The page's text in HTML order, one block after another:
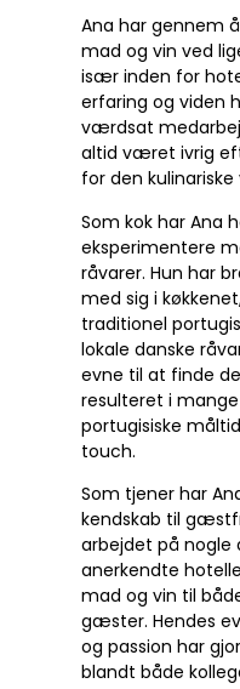
Ana har gennem
mad og vin ved
især inden for
erfaring og viden
værdsat
altid været ivrig
for den kulinariske
Som kok har Ana
eksperimentere
råvarer. Hun har
med sig i
traditionel
lokale danske
evne til at finde
resulteret i
portugisiske
touch.
Som tjener har
kendskab til
arbejdet på nogle
anerkendte
mad og vin til
gæster. Hendes
og passion har
blandt både